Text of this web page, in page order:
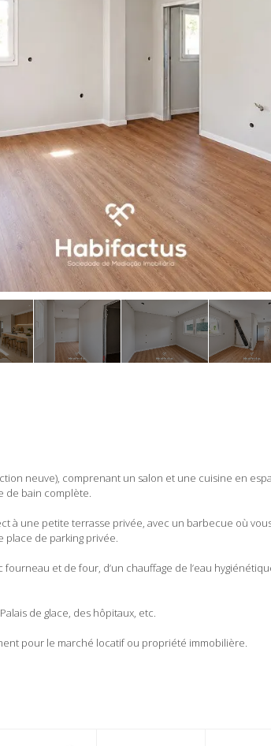
neuve), comprenant un salon et une cuisine en
de bain complète.
à une petite terrasse privée, avec un barbecue où
place de parking privée.
et de four, d’un chauffage de l’eau
de glace, des hôpitaux, etc.
pour le marché locatif ou propriété immobilière.